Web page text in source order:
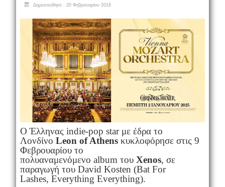
Δημοσιεύθηκε : 20 Φεβρουαρίου 2018
Ο Έλληνας indie-pop star με έδρα το
Λονδίνο Leon of Athensκυκλοφόρησε στις 9
Φεβρουαρίου το
πολυαναμενόμενο album του Xenos, σε
παραγωγή του David Kosten (Bat For
Lashes, Everything Everything).